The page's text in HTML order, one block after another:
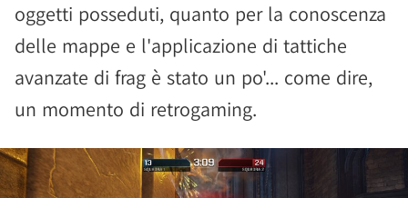
oggetti posseduti, quanto per la conoscenza
delle mappe e l'applicazione di tattiche
avanzate di frag è stato un po'... come dire,
un momento di retrogaming.